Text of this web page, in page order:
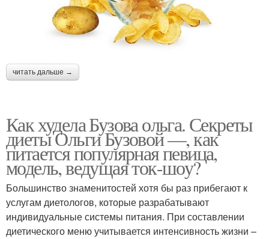
читать дальше →
Как худела Бузова ольга. Секреты
диеты Ольги Бузовой —, как
питается популярная певица,
модель, ведущая ток-шоу?
Большинство знаменитостей хотя бы раз прибегают к
услугам диетологов, которые разрабатывают
индивидуальные системы питания. При составлении
диетического меню учитывается интенсивность жизни –